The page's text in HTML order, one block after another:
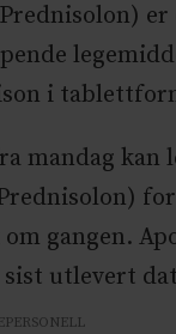
er
i
mandag kan
gangen.
utlevert